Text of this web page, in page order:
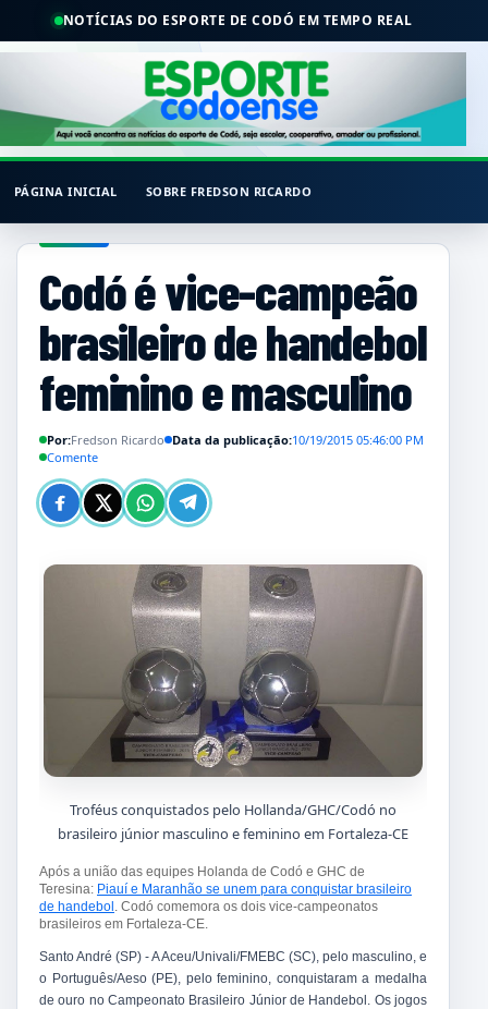
NOTÍCIAS DO ESPORTE DE CODÓ EM TEMPO REAL
PÁGINA INICIAL SOBRE FREDSON RICARDO
Codó é vice-campeão
brasileiro de handebol
feminino e masculino
Por:Fredson Ricardo Data da publicação:10/19/2015 05:46:00 PM
Comente
Troféus conquistados pelo Hollanda/GHC/Codó no
brasileiro júnior masculino e feminino em Fortaleza-CE
Após a união das equipes Holanda de Codó e GHC de
Teresina: Piauí e Maranhão se unem para conquistar brasileiro
de handebol . Codó comemora os dois vice-campeonatos
brasileiros em Fortaleza-CE.
Santo André (SP) - A Aceu/Univali/FMEBC (SC), pelo masculino, e
o Português/Aeso (PE), pelo feminino, conquistaram a medalha
de ouro no Campeonato Brasileiro Júnior de Handebol. Os jogos